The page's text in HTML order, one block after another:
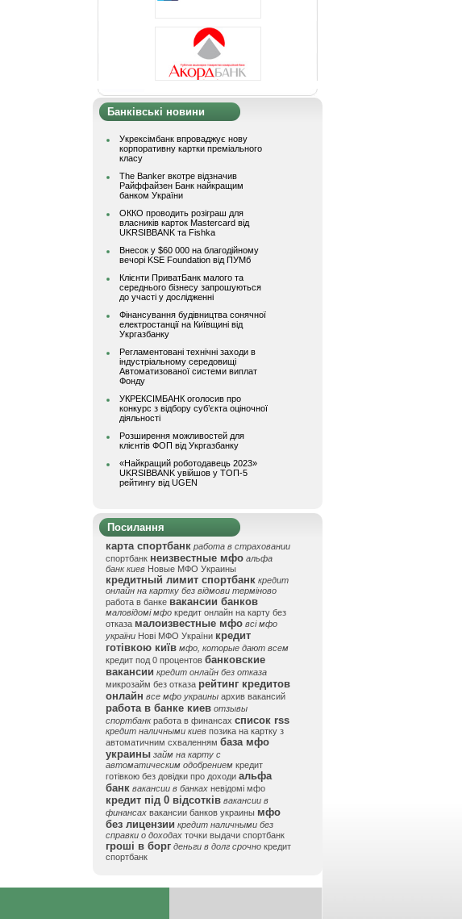
Банківські новини
Укрексімбанк впроваджує нову
корпоративну картки преміального
класу
The Banker вкотре відзначив
Райффайзен Банк найкращим
банком України
ОККО проводить розіграш для
власників карток Mastercard від
UKRSIBBANK та Fishka
Внесок у $60 000 на благодійному
вечорі KSE Foundation від ПУМб
Клієнти ПриватБанк малого та
середнього бізнесу запрошуються
до участі у дослідженні
Фінансування будівництва сонячної
електростанції на Київщині від
Укргазбанку
Регламентовані технічні заходи в
індустріальному середовищі
Автоматизованої системи виплат
Фонду
УКРЕКСІМБАНК оголосив про
конкурс з відбору суб’єкта оціночної
діяльності
Розширення можливостей для
клієнтів ФОП від Укргазбанку
«Найкращий роботодавець 2023»
UKRSIBBANK увійшов у ТОП-5
рейтингу від UGEN
Посилання
карта спортбанк работа в страховании
спортбанк неизвестные мфо альфа
банк киев Новые МФО Украины
кредитный лимит спортбанк кредит
онлайн на картку без відмови терміново
работа в банке вакансии банков
маловідомі мфо кредит онлайн на карту без
отказа малоизвестные мфо всі мфо
україни Нові МФО України кредит
готівкою київ мфо, которые дают всем
кредит под 0 процентов банковские
вакансии кредит онлайн без отказа
микрозайм без отказа рейтинг кредитов
онлайн все мфо украины архив вакансий
работа в банке киев отзывы
спортбанк работа в финансах список rss
кредит наличными киев позика на картку з
автоматичним схваленням база мфо
украины займ на карту с
автоматическим одобрением кредит
готівкою без довідки про доходи альфа
банк вакансии в банках невідомі мфо
кредит під 0 відсотків вакансии в
финансах вакансии банков украины мфо
без лицензии кредит наличными без
справки о доходах точки выдачи спортбанк
гроші в борг деньги в долг срочно кредит
спортбанк